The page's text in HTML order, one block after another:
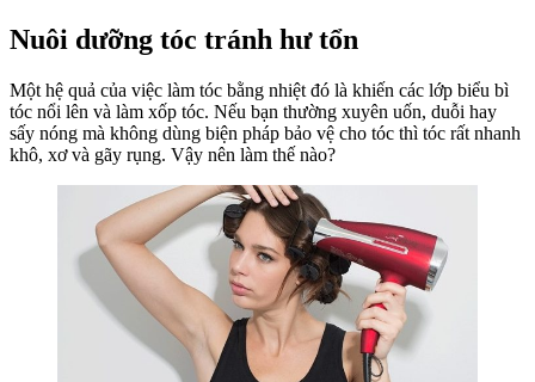
tạo
kiểu
bằng
Nuôi dưỡng tóc tránh hư tổn
Một hệ quả của việc làm tóc bằng nhiệt đó là khiến các lớp biểu bì
tóc nổi lên và làm xốp tóc. Nếu bạn thường xuyên uốn, duỗi hay
sấy nóng mà không dùng biện pháp bảo vệ cho tóc thì tóc rất nhanh
khô, xơ và gãy rụng. Vậy nên làm thế nào?